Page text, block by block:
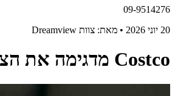
09-9514276
20 יוני 2026 • מאת: צוות Dreamview
Costco מדגימה את הצמיחה והפוטנציאל של בניית חנות וירטואלית